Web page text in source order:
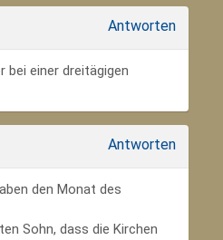
Antworten
bei einer dreitägigen
Antworten
den Monat des
Sohn, dass die Kirchen